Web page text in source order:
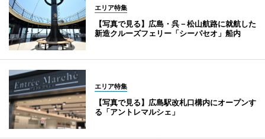
エリア特集
【写真で見る】広島・呉－松山航路に就航した
新造クルーズフェリー「シーパセオ」船内
エリア特集
【写真で見る】広島駅改札口構内にオープンす
る「アントレマルシェ」